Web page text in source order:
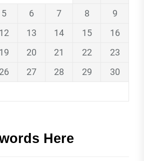
5 6 7 8
9
12 13 14 15
16
19 20 21 22
23
26 27 28 29
30
Here